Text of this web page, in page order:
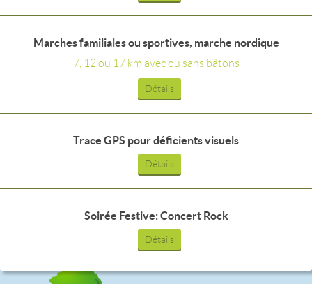
Marches familiales ou sportives, marche nordique
7, 12 ou 17 km avec ou sans bâtons
Détails
Trace GPS pour déficients visuels
Détails
Soirée Festive: Concert Rock
Détails